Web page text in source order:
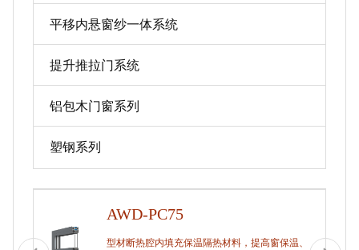
平移内悬窗纱一体系统
提升推拉门系统
铝包木门窗系列
塑钢系列
AWD-PC75
型材断热腔内填充保温隔热材料，提高窗保温、